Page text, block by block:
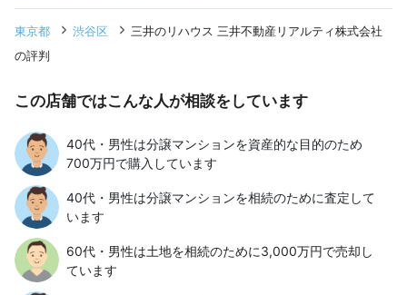
東京都 渋谷区
三井のリハウス 三井不動産リアルティ株式会社
の評判
この店舗ではこんな人が相談をしています
40代・男性は分譲マンションを資産的な目的のため
700万円で購入しています
40代・男性は分譲マンションを相続のために査定して
います
60代・男性は土地を相続のために3,000万円で売却し
ています